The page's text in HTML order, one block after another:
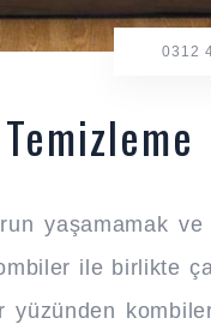
0312
yaşamamak
ile birlikte
yüzünden